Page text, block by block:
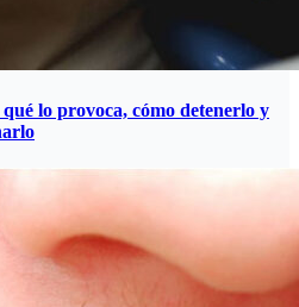
lo provoca, cómo detenerlo y